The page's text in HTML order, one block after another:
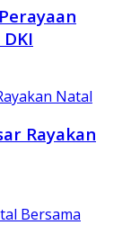
Rayakan